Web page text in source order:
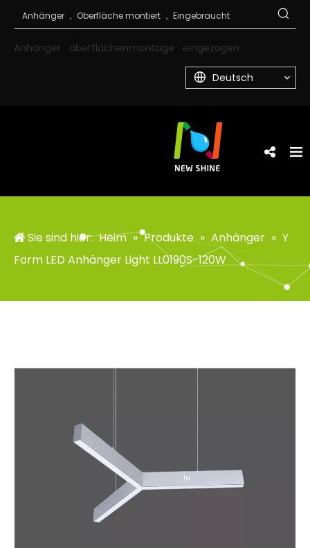
Anhänger oberflächenmontage eingezogen
Deutsch
Sie sind hier: Heim » Produkte » Anhänger » Y
Form LED Anhänger Light LL0190S-120W